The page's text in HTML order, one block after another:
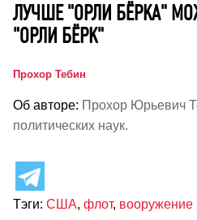
ЛУЧШЕ "ОРЛИ БЁРКА"
"ОРЛИ БЁРК"
Прохор Тебин
Об авторе: Прохор Юрьевич
политических наук.
Тэги: США, флот, вооружение